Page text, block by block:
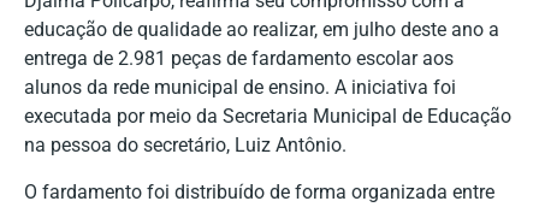
educação de qualidade ao realizar, em julho deste ano a
entrega de 2.981 peças de fardamento escolar aos
alunos da rede municipal de ensino. A iniciativa foi
executada por meio da Secretaria Municipal de Educação
na pessoa do secretário, Luiz Antônio.
O fardamento foi distribuído de forma organizada entre